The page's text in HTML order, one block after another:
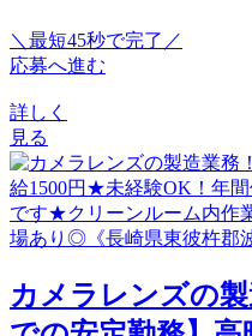
＼最短45秒で完了／
応募へ進む
詳しく
見る
カメラレンズの